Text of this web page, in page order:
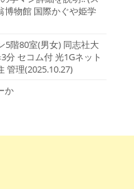
博物館 国際かぐや姫学
階80室(男女) 同志社大
分 セコム付 光1Gネット
管理(2025.10.27)
か